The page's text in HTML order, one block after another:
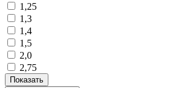
1,25
1,3
1,4
1,5
2,0
2,75